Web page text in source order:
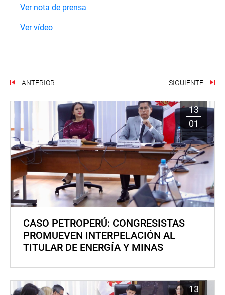
Ver nota de prensa
Ver vídeo
ANTERIOR SIGUIENTE
13
01
CASO PETROPERÚ: CONGRESISTAS
PROMUEVEN INTERPELACIÓN AL
TITULAR DE ENERGÍA Y MINAS
13